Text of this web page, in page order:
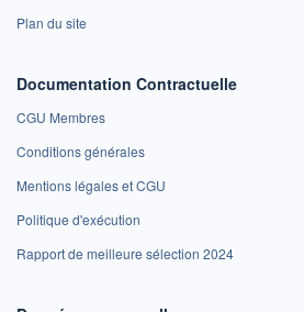
Plan du site
Documentation Contractuelle
CGU Membres
Conditions générales
Mentions légales et CGU
Politique d'exécution
Rapport de meilleure sélection 2024